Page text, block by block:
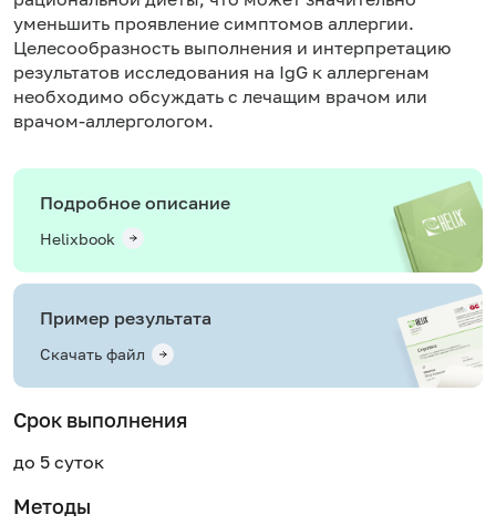
уменьшить проявление симптомов аллергии.
Целесообразность выполнения и интерпретацию
результатов исследования на IgG к аллергенам
необходимо обсуждать с лечащим врачом или
врачом-аллергологом.
Подробное описание
Helixbook
Пример результата
Скачать файл
Срок выполнения
до 5 суток
Методы